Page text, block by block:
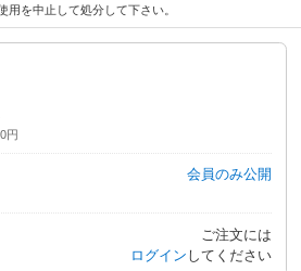
用を中止して処分して下さい。
円
会員のみ公開
ご注文には
ログイン してください